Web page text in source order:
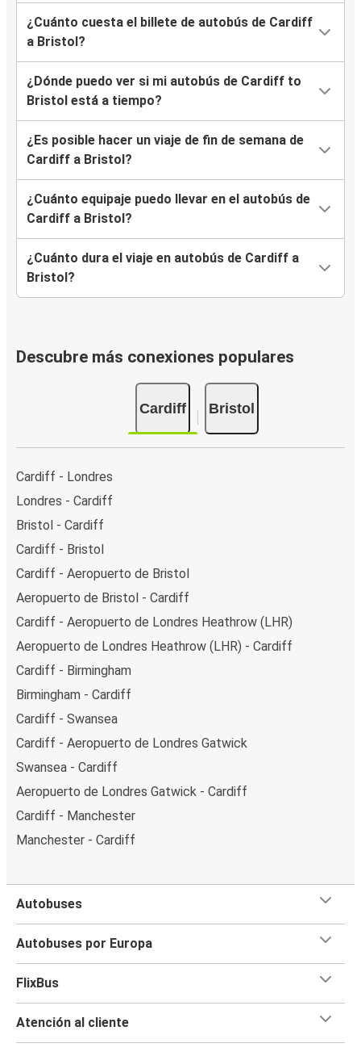
¿Cuánto cuesta el billete de autobús de Cardiff
a Bristol?
¿Dónde puedo ver si mi autobús de Cardiff to
Bristol está a tiempo?
¿Es posible hacer un viaje de fin de semana de
Cardiff a Bristol?
¿Cuánto equipaje puedo llevar en el autobús de
Cardiff a Bristol?
¿Cuánto dura el viaje en autobús de Cardiff a
Bristol?
Descubre más conexiones populares
Cardiff Bristol
Cardiff - Londres
Londres - Cardiff
Bristol - Cardiff
Cardiff - Bristol
Cardiff - Aeropuerto de Bristol
Aeropuerto de Bristol - Cardiff
Cardiff - Aeropuerto de Londres Heathrow (LHR)
Aeropuerto de Londres Heathrow (LHR) - Cardiff
Cardiff - Birmingham
Birmingham - Cardiff
Cardiff - Swansea
Cardiff - Aeropuerto de Londres Gatwick
Swansea - Cardiff
Aeropuerto de Londres Gatwick - Cardiff
Cardiff - Manchester
Manchester - Cardiff
Autobuses
Autobuses por Europa
FlixBus
Atención al cliente